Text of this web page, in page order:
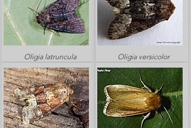
Oligia latruncula Oligia versicolor